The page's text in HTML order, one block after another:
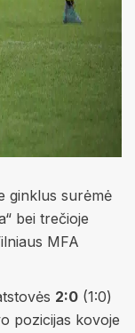
ginklus surėmė
bei trečioje
MFA
2:0 (1:0)
pozicijas kovoje